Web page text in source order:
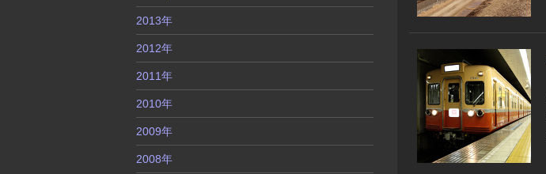
2013年
2012年
2011年
2010年
2009年
2008年